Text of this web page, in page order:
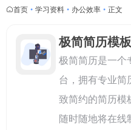
首页 • 学习资料 • 办公效率 • 正文
极简简历模
极简简历是一个
台，拥有专业简
致简约的简历模
随时随地将在线